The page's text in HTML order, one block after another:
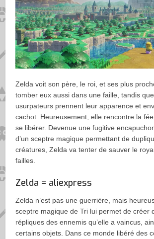
Zelda voit son père, le roi, et ses plus
tomber eux aussi dans une faille, tandis
usurpateurs prennent leur apparence et
cachot. Heureusement, elle rencontre la fée
se libérer. Devenue une fugitive
d’un sceptre magique permettant de
créatures, Zelda va tenter de sauver le
failles.
Zelda = aliexpress
Zelda n’est pas une guerrière, mais
sceptre magique de Tri lui permet de créer
répliques des ennemis qu’elle a vaincus,
certains objets. Dans ce monde libéré des